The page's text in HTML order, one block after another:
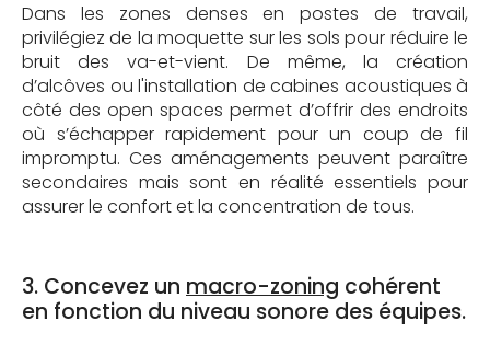
Dans les zones denses en postes de travail,
privilégiez de la moquette sur les sols pour réduire le
bruit des va-et-vient. De même, la création
d’alcôves ou l'installation de cabines acoustiques à
côté des open spaces permet d’offrir des endroits
où s’échapper rapidement pour un coup de fil
impromptu. Ces aménagements peuvent paraître
secondaires mais sont en réalité essentiels pour
assurer le confort et la concentration de tous.
3. Concevez un macro-zoning cohérent
en fonction du niveau sonore des équipes.